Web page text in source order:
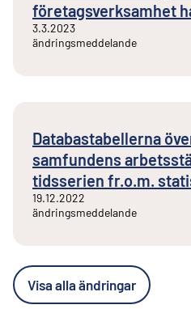
företagsverksamhet
3.3.2023
ändringsmeddelande
Databastabellerna
samfundens
tidsserien fr.o.m.
19.12.2022
ändringsmeddelande
Visa alla ändringar